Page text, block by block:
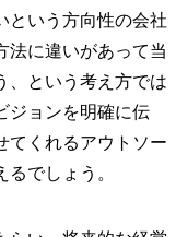
という方向性の会社
法に違いがあって当
、という考え方では
ジョンを明確に伝
てくれるアウトソー
でしょう。